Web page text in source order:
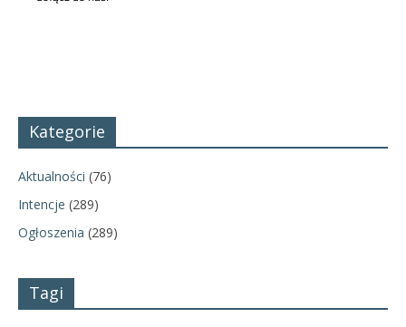
Kategorie
Aktualności (76)
Intencje (289)
Ogłoszenia (289)
Tagi